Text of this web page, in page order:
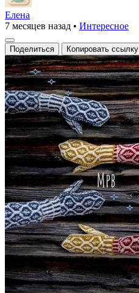
Елена
7 месяцев назад • Интересное
Поделиться Копировать ссылку